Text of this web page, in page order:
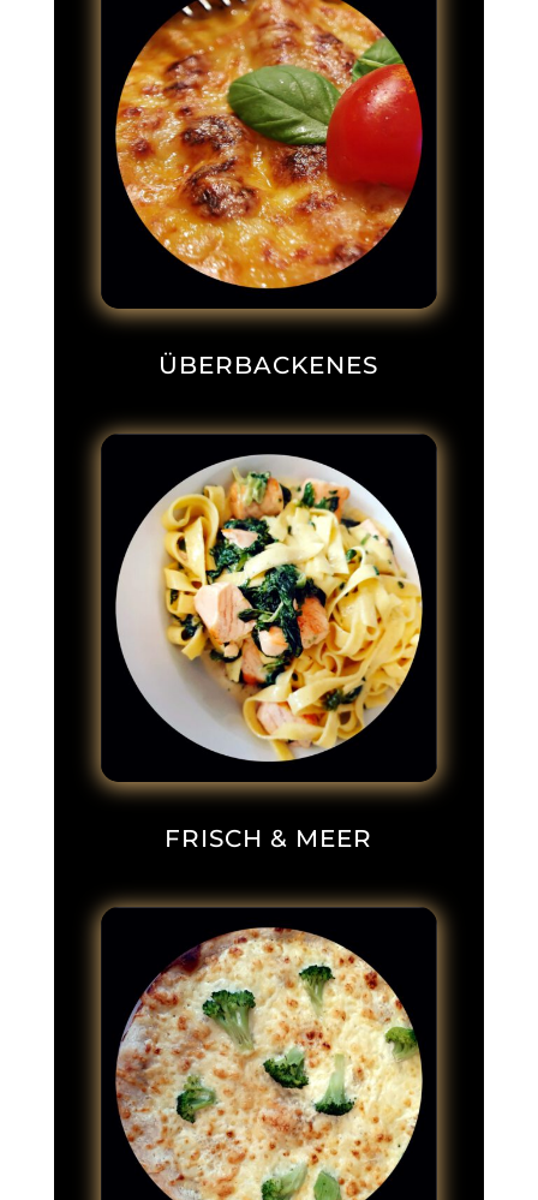
ÜBERBACKENES
FRISCH & MEER